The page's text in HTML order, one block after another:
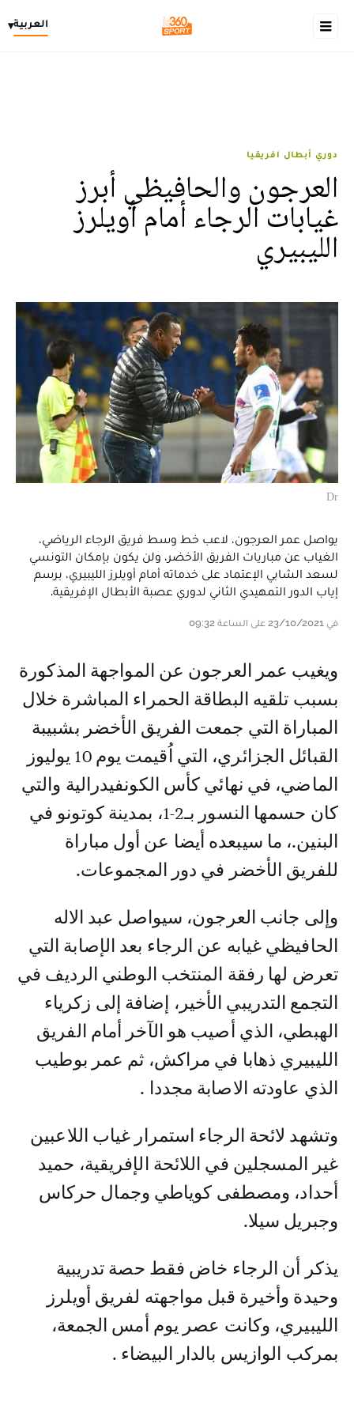
العربية▾
دوري أبطال افريقيا
العرجون والحافيظي أبرز
غيابات الرجاء أمام أويلرز
الليبيري
Dr
يواصل عمر العرجون، لاعب خط وسط فريق الرجاء الرياضي،
الغياب عن مباريات الفريق الأخضر، ولن يكون بإمكان التونسي
لسعد الشابي الإعتماد على خدماته أمام أويلرز الليبيري، برسم
إياب الدور التمهيدي الثاني لدوري عصبة الأبطال الإفريقية.
في 23/10/2021 على الساعة 09:32
ويغيب عمر العرجون عن المواجهة المذكورة
بسبب تلقيه البطاقة الحمراء المباشرة خلال
المباراة التي جمعت الفريق الأخضر بشبيبة
القبائل الجزائري، التي اُقيمت يوم 10 يوليوز
الماضي، في نهائي كأس الكونفيدرالية والتي
كان حسمها النسور بـ2-1، بمدينة كوتونو في
البنين.، ما سيبعده أيضا عن أول مباراة
للفريق الأخضر في دور المجموعات.
وإلى جانب العرجون، سيواصل عبد الاله
الحافيظي غيابه عن الرجاء بعد الإصابة التي
تعرض لها رفقة المنتخب الوطني الرديف في
التجمع التدريبي الأخير، إضافة إلى زكرياء
الهبطي، الذي أصيب هو الآخر أمام الفريق
الليبيري ذهابا في مراكش، ثم عمر بوطيب
الذي عاودته الاصابة مجددا .
وتشهد لائحة الرجاء استمرار غياب اللاعبين
غير المسجلين في اللائحة الإفريقية، حميد
أحداد، ومصطفى كوياطي وجمال حركاس
وجبريل سيلا.
يذكر أن الرجاء خاض فقط حصة تدريبية
وحيدة وأخيرة قبل مواجهته لفريق أويلرز
الليبيري، وكانت عصر يوم أمس الجمعة،
بمركب الوازيس بالدار البيضاء .